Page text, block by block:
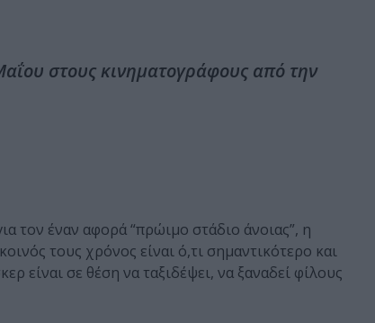
στους κινηματογράφους από την
τον έναν αφορά “πρώιμο στάδιο άνοιας”, η
τους χρόνος είναι ό,τι σημαντικότερο και
είναι σε θέση να ταξιδέψει, να ξαναδεί φίλους